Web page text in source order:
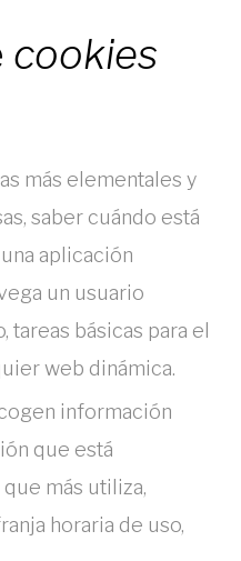
cookies
más elementales y
saber cuándo está
aplicación
un usuario
básicas para el
web dinámica.
información
que está
más utiliza,
horaria de uso,